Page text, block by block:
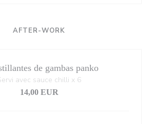
AFTER-WORK
de gambas panko
avec sauce chilli x 6
14,00 EUR